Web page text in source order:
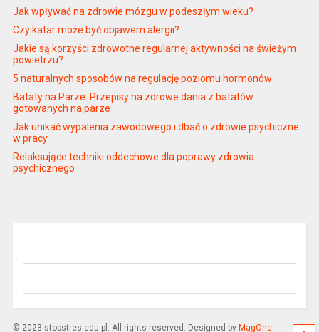
Jak wpływać na zdrowie mózgu w podeszłym wieku?
Czy katar może być objawem alergii?
Jakie są korzyści zdrowotne regularnej aktywności na świeżym
powietrzu?
5 naturalnych sposobów na regulację poziomu hormonów
Bataty na Parze: Przepisy na zdrowe dania z batatów
gotowanych na parze
Jak unikać wypalenia zawodowego i dbać o zdrowie psychiczne
w pracy
Relaksujące techniki oddechowe dla poprawy zdrowia
psychicznego
© 2023 stopstres.edu.pl. All rights reserved. Designed by MagOne